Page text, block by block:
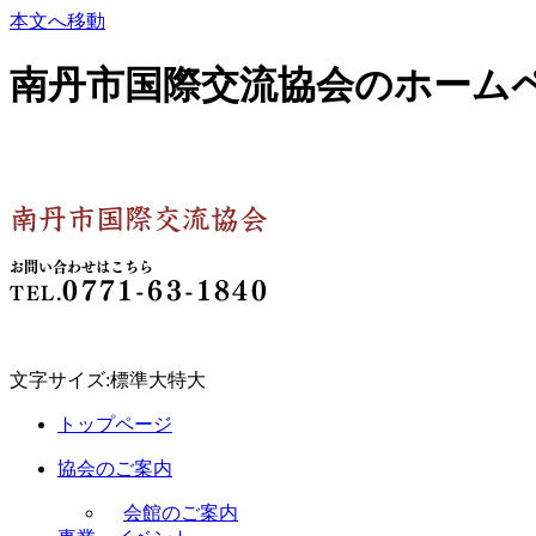
本文へ移動
南丹市国際交流協会のホーム
南丹市国際交流協会
お問い合わせはこちら
TEL.0771-63-1840
文字サイズ:標準大特大
トップページ
協会のご案内
会館のご案内